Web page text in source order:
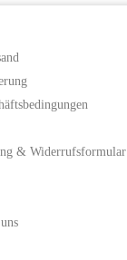
& Widerrufsformular